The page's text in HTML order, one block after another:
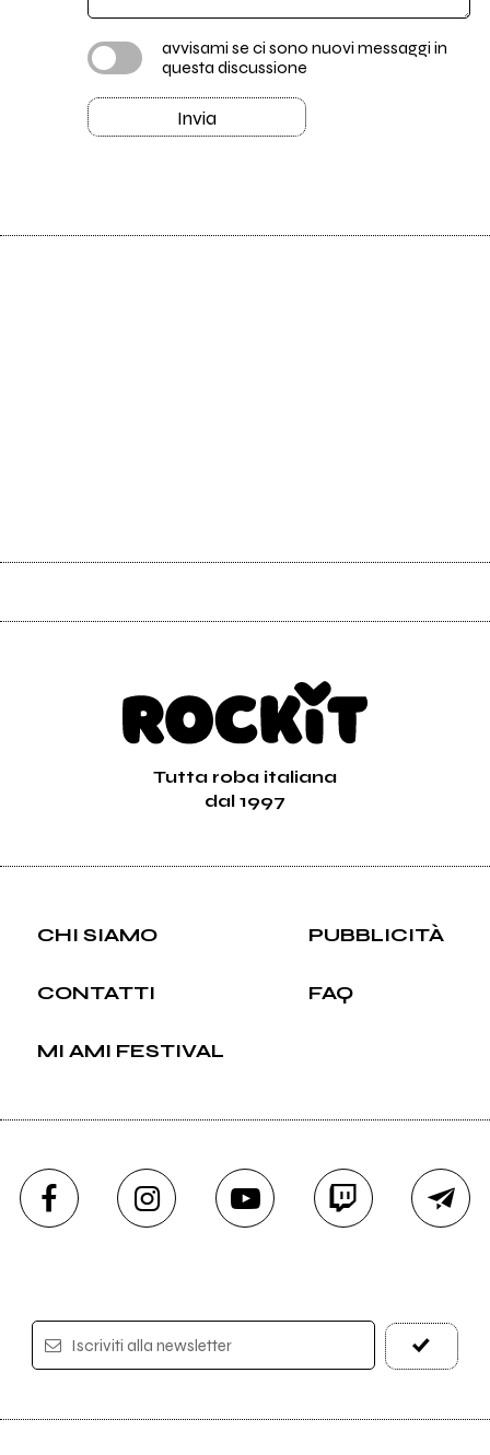
avvisami se ci sono nuovi messaggi in
questa discussione
Invia
Tutta roba italiana
dal 1997
CHI SIAMO PUBBLICITÀ
CONTATTI FAQ
MI AMI FESTIVAL
Iscriviti alla newsletter